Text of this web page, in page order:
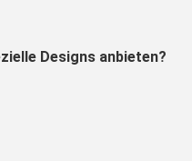
Designs anbieten?